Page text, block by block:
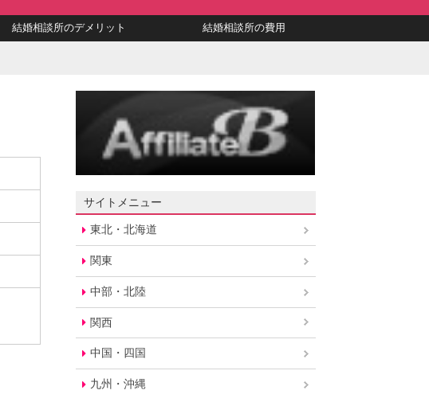
結婚相談所のデメリット 結婚相談所の費用
サイトメニュー
東北・北海道
関東
中部・北陸
関西
中国・四国
九州・沖縄